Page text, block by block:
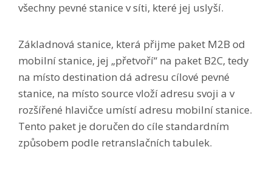
všechny pevné stanice v síti, které jej uslyší.
Základnová stanice, která přijme paket M2B od
mobilní stanice, jej „přetvoří“ na paket B2C, tedy
na místo destination dá adresu cílové pevné
stanice, na místo source vloží adresu svoji a v
rozšířené hlavičce umístí adresu mobilní stanice.
Tento paket je doručen do cíle standardním
způsobem podle retranslačních tabulek.